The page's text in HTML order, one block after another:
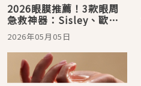
2026眼膜推薦！3款眼周
急救神器：Sisley、歐舒
丹、StriVectin 告別黑眼
圈與細紋
2026年05月05日